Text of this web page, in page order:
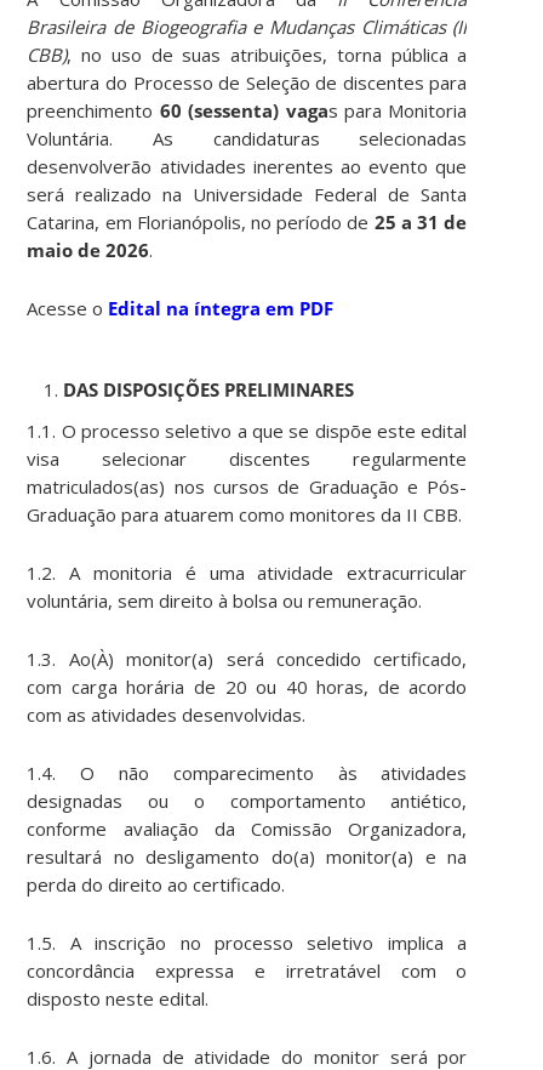
Brasileira de Biogeografia e Mudanças Climáticas (II
CBB), no uso de suas atribuições, torna pública a
abertura do Processo de Seleção de discentes para
preenchimento 60 (sessenta) vagas para Monitoria
Voluntária. As candidaturas selecionadas
desenvolverão atividades inerentes ao evento que
será realizado na Universidade Federal de Santa
Catarina, em Florianópolis, no período de 25 a 31 de
maio de 2026.
Acesse o Edital na íntegra em PDF
DAS DISPOSIÇÕES PRELIMINARES
1.1. O processo seletivo a que se dispõe este edital
visa selecionar discentes regularmente
matriculados(as) nos cursos de Graduação e Pós-
Graduação para atuarem como monitores da II CBB.
1.2. A monitoria é uma atividade extracurricular
voluntária, sem direito à bolsa ou remuneração.
1.3. Ao(À) monitor(a) será concedido certificado,
com carga horária de 20 ou 40 horas, de acordo
com as atividades desenvolvidas.
1.4. O não comparecimento às atividades
designadas ou o comportamento antiético,
conforme avaliação da Comissão Organizadora,
resultará no desligamento do(a) monitor(a) e na
perda do direito ao certificado.
1.5. A inscrição no processo seletivo implica a
concordância expressa e irretratável com o
disposto neste edital.
1.6. A jornada de atividade do monitor será por